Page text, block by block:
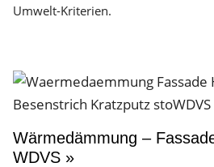
Umwelt-Kriterien.
Wärmedämmung –
WDVS »